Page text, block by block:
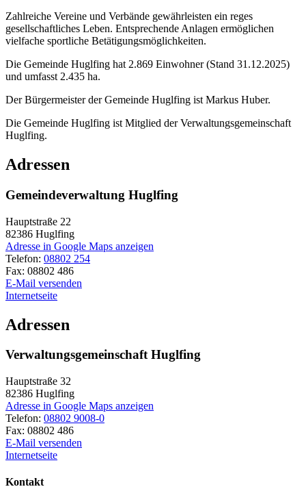
Zahlreiche Vereine und Verbände gewährleisten ein reges
gesellschaftliches Leben. Entsprechende Anlagen ermöglichen
vielfache sportliche Betätigungsmöglichkeiten.
Die Gemeinde Huglfing hat 2.869 Einwohner (Stand 31.12.2025)
und umfasst 2.435 ha.
Der Bürgermeister der Gemeinde Huglfing ist Markus Huber.
Die Gemeinde Huglfing ist Mitglied der Verwaltungsgemeinschaft
Huglfing.
Adressen
Gemeindeverwaltung Huglfing
Hauptstraße 22
82386 Huglfing
Adresse in Google Maps anzeigen
Telefon: 08802 254
Fax: 08802 486
E-Mail versenden
Internetseite
Adressen
Verwaltungsgemeinschaft Huglfing
Hauptstraße 32
82386 Huglfing
Adresse in Google Maps anzeigen
Telefon: 08802 9008-0
Fax: 08802 486
E-Mail versenden
Internetseite
Kontakt